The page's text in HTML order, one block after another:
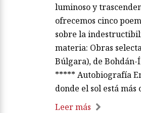
luminoso y
ofrecemos cinco
sobre la
materia: Obras
Búlgara), de
***** Autobiografía
donde el sol está más
Leer más